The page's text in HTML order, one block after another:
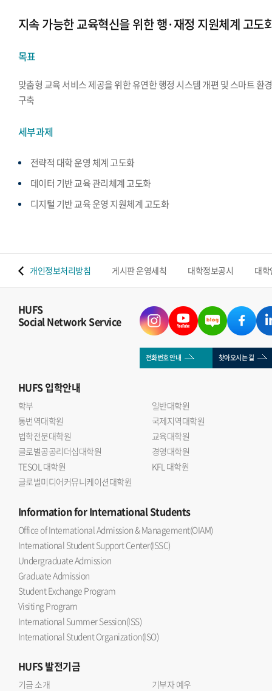
지속 가능한 교육혁신을 위한 행·재정 지원체계 고도
목표
맞춤형 교육 서비스 제공을 위한 유연한 행정 시스템 개편 및 스마트 환경
구축
세부과제
전략적 대학 운영 체계 고도화
데이터 기반 교육 관리체계 고도화
디지털 기반 교육 운영 지원체계 고도화
개인정보처리방침 게시판 운영세칙 대학정보공시 대
HUFS
Social Network Service
전화번호 안내 찾아오시는 길
HUFS입학안내
학부
일반대학원
통번역대학원
국제지역대학원
법학전문대학원
교육대학원
글로벌공공리더십대학원
경영대학원
TESOL 대학원
KFL 대학원
글로벌미디어커뮤니케이션대학원
Informationfor International Students
Office of International Admission & Management(OIAM)
International Student Support Center(ISSC)
Undergraduate Admission
Graduate Admission
Student Exchange Program
Visiting Program
International Summer Session(ISS)
International Student Organization(ISO)
HUFS발전기금
기금 소개
기부자 예우